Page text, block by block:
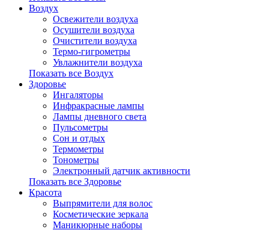
Воздух
Освежители воздуха
Осушители воздуха
Очистители воздуха
Термо-гигрометры
Увлажнители воздуха
Показать все Воздух
Здоровье
Ингаляторы
Инфракрасные лампы
Лампы дневного света
Пульсометры
Сон и отдых
Термометры
Тонометры
Электронный датчик активности
Показать все Здоровье
Красота
Выпрямители для волос
Косметические зеркала
Маникюрные наборы